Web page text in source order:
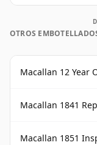
OTROS
Macallan 12 Year
Macallan 1841
Macallan 1851